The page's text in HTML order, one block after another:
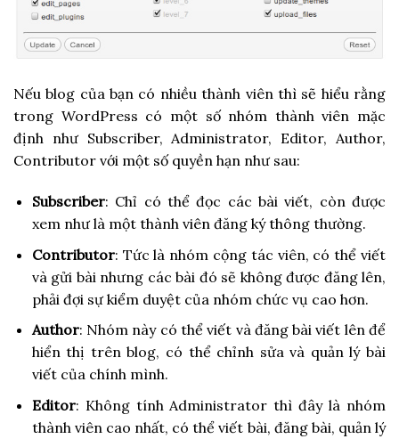
Nếu blog của bạn có nhiều thành viên thì sẽ hiểu rằng
trong WordPress có một số nhóm thành viên mặc
định như Subscriber, Administrator, Editor, Author,
Contributor với một số quyền hạn như sau:
Subscriber: Chỉ có thể đọc các bài viết, còn được
xem như là một thành viên đăng ký thông thường.
Contributor: Tức là nhóm cộng tác viên, có thể viết
và gửi bài nhưng các bài đó sẽ không được đăng lên,
phải đợi sự kiểm duyệt của nhóm chức vụ cao hơn.
Author: Nhóm này có thể viết và đăng bài viết lên để
hiển thị trên blog, có thể chỉnh sửa và quản lý bài
viết của chính mình.
Editor: Không tính Administrator thì đây là nhóm
thành viên cao nhất, có thể viết bài, đăng bài, quản lý